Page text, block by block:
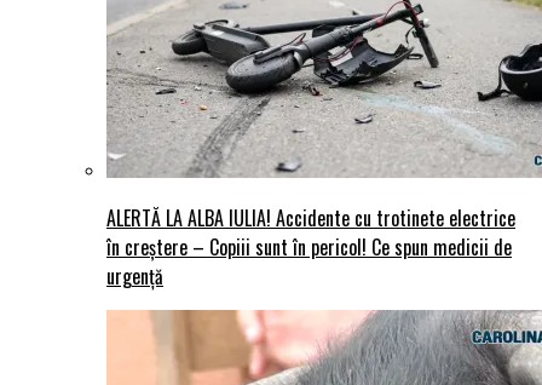
ALERTĂ LA ALBA IULIA! Accidente cu trotinete electrice
în creștere – Copiii sunt în pericol! Ce spun medicii de
urgență